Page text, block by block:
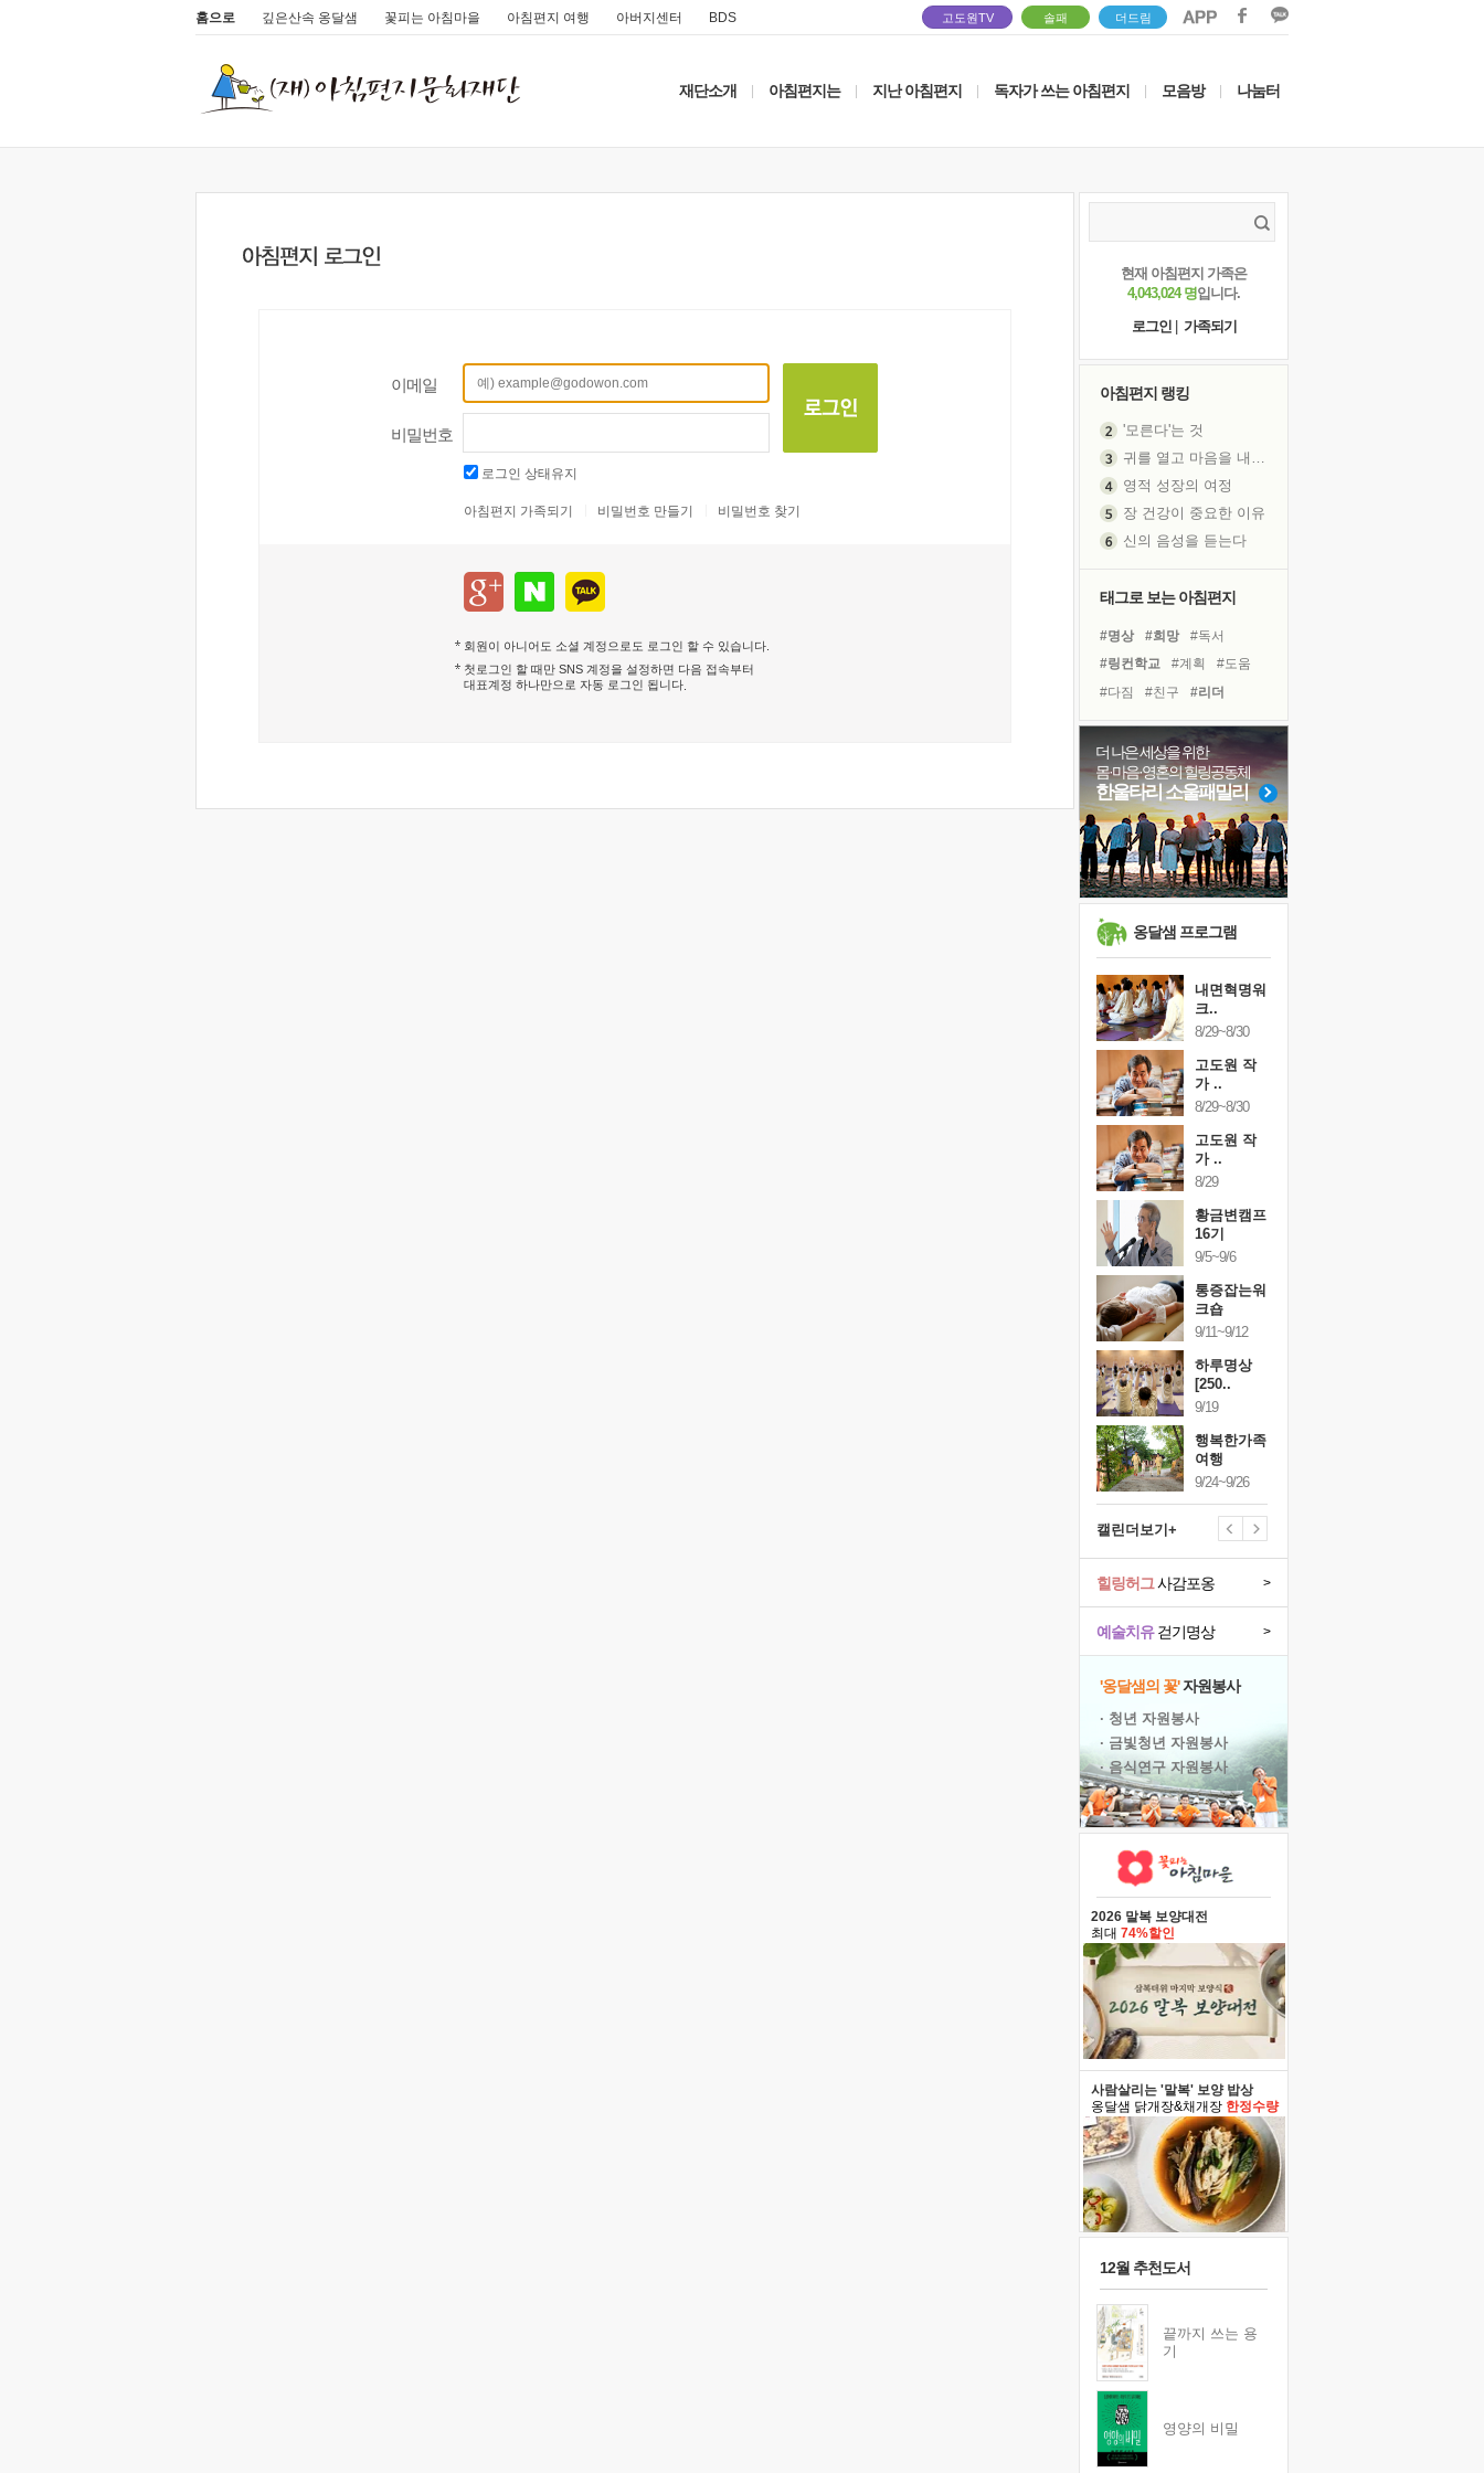
홈으로 깊은산속 옹달샘 꽃피는 아침마을 아침편지 여행 아버지센터 BDS 고도원TV 솔패 더드림
재단소개 아침편지는 지난 아침편지 독자가 쓰는 아침편지 모음방 나눔터
이메일
비밀번호
로그인 상태유지
아침편지 가족되기 비밀번호 만들기 비밀번호 찾기
회원이 아니어도 소셜 계정으로도 로그인 할 수 있습니다.
첫로그인 할 때만 SNS 계정을 설정하면 다음 접속부터
대표계정 하나만으로 자동 로그인 됩니다
현재 아침편지 가족은
4,043,024 명입니다.
로그인
가족되기
아침편지 랭킹
'모른다'는 것
영적 성장의 여정
장 건강이 중요한 이유
신의 음성을 듣는다
극과 극의 양 끝단
처음 손을 잡았던 날
꿈이 실제가 되는 것
'말 타는 법'을 먼저
졸업식 사진을 보며
극심한 변비, 어깨결림, 수면 장애
아픈 아버지를 위한 공간 설계
슬럼프
보고 싶은 어머니
유년 시절의 부산 영도 바다
희망이란
'모른다'는 것
태그로 보는 아침편지
#명상 #희망
#독서
#링컨학교
#계획
#도움
#다짐
#친구
#리더
#아이들
#선택
#삶
#위기
#힐링
#사람
#극복
#비전캠프
#나눔
#면역력
#바이러스
#유튜브
#건강
더 나은 세상을 위한
몸·마음·영혼의 힐링공동체
한울타리 소울패밀리
옹달샘 프로그램
내면혁명워
크..
8/29~8/30
고도원 작
가 ..
8/29~8/30
고도원 작
가 ..
8/29
황금변캠프
16기
9/5~9/6
통증잡는워
크숍
9/11~9/12
하루명상
[250..
9/19
행복한가족
여행
9/24~9/26
캘린더보기+
예술치유걷기명상 >
힐링허그사감포옹 >
'옹달샘의 꽃'자원봉사
· 청년 자원봉사
· 금빛청년 자원봉사
· 음식연구 자원봉사
2026 말복 보양대전
최대 74%할인
사람살리는 '말복' 보양 밥상
옹달샘 닭개장&채개장 한정수량
12월 추천도서
끝까지 쓰는 용
기
영양의 비밀